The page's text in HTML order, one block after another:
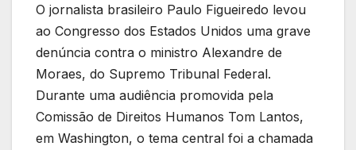
O jornalista brasileiro Paulo Figueiredo levou
ao Congresso dos Estados Unidos uma grave
denúncia contra o ministro Alexandre de
Moraes, do Supremo Tribunal Federal.
Durante uma audiência promovida pela
Comissão de Direitos Humanos Tom Lantos,
em Washington, o tema central foi a chamada